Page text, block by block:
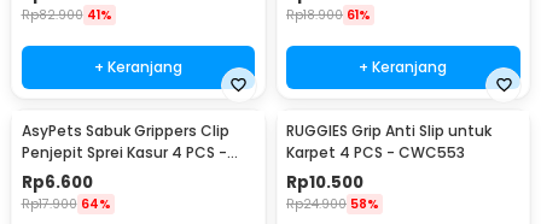
Rp82.900 41%
+ Keranjang
Rp18.900 61%
+ Keranjang
AsyPets Sabuk Grippers Clip
Penjepit Sprei Kasur 4 PCS -
PJP4
Rp6.600
Rp17.900 64%
RUGGIES Grip Anti Slip untuk
Karpet 4 PCS - CWC553
Rp10.500
Rp24.900 58%